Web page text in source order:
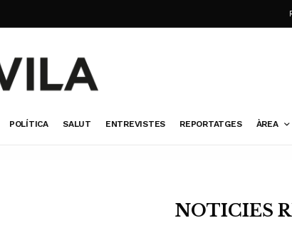
POLÍTICA SALUT ENTREVISTES REPORTATGES ÀREA
NOTÍCIES